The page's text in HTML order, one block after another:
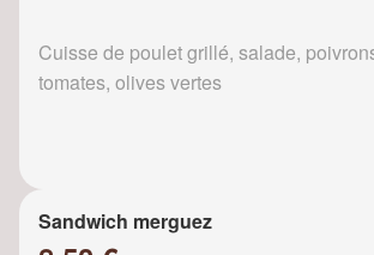
Cuisse de poulet grillé, salade,
tomates, olives vertes
Sandwich merguez